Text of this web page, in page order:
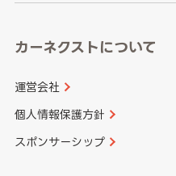
カーネクストについて
運営会社
個人情報保護方針
スポンサーシップ